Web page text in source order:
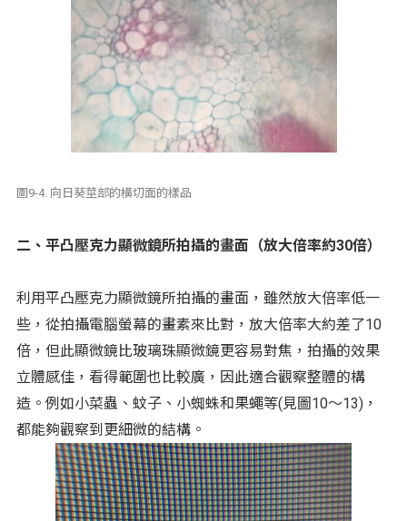
圖9-4. 向日葵莖部的橫切面的樣品
二、平凸壓克力顯微鏡所拍攝的畫面（放大倍率約30倍）
利用平凸壓克力顯微鏡所拍攝的畫面，雖然放大倍率低一
些，從拍攝電腦螢幕的畫素來比對，放大倍率大約差了10
倍，但此顯微鏡比玻璃珠顯微鏡更容易對焦，拍攝的效果
立體感佳，看得範圍也比較廣，因此適合觀察整體的構
造。例如小菜蟲、蚊子、小蜘蛛和果蠅等(見圖10〜13)，
都能夠觀察到更細微的結構。